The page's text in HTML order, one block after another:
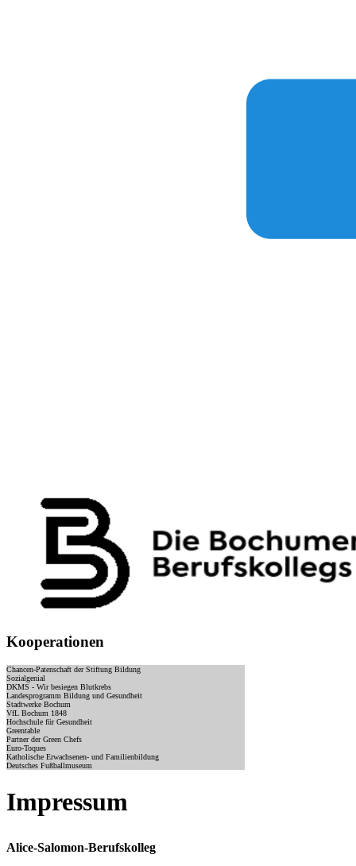
Kooperationen
Chancen-Patenschaft der Stiftung Bildung
Sozialgenial
DKMS - Wir besiegen Blutkrebs
Landesprogramm Bildung und Gesundheit
Stadtwerke Bochum
VfL Bochum 1848
Hochschule für Gesundheit
Greentable
Partner der Green Chefs
Euro-Toques
Katholische Erwachsenen- und Familienbildung
Deutsches Fußballmuseum
Impressum
Alice-Salomon-Berufskolleg